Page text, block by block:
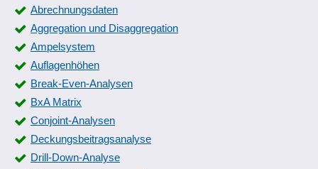
Abrechnungsdaten
Aggregation und Disaggregation
Ampelsystem
Auflagenhöhen
Break-Even-Analysen
BxA Matrix
Conjoint-Analysen
Deckungsbeitragsanalyse
Drill-Down-Analyse